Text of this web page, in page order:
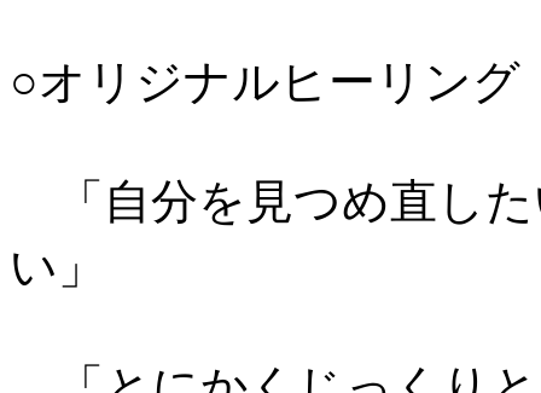
○オリジナルヒーリ
「自分を見つめ直し
い」